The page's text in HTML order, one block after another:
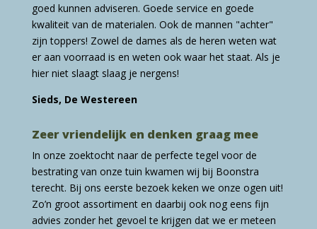
goed kunnen adviseren. Goede service en goede
kwaliteit van de materialen. Ook de mannen "achter"
zijn toppers! Zowel de dames als de heren weten wat
er aan voorraad is en weten ook waar het staat. Als je
hier niet slaagt slaag je nergens!
Sieds, De Westereen
Zeer vriendelijk en denken graag mee
In onze zoektocht naar de perfecte tegel voor de
bestrating van onze tuin kwamen wij bij Boonstra
terecht. Bij ons eerste bezoek keken we onze ogen uit!
Zo’n groot assortiment en daarbij ook nog eens fijn
advies zonder het gevoel te krijgen dat we er meteen